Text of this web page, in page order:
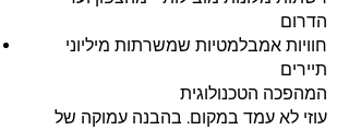
הדרום
חוויות אמבלמטיות שמשרתות מיליוני
תיירים
המהפכה הטכנולוגית
עוזי לא עמד במקום. בהבנה עמוקה של